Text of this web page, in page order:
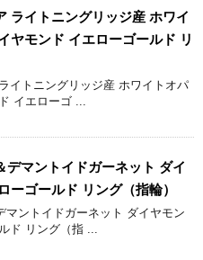
ライトニングリッジ産 ホワイ
ヤモンド イエローゴールド リ
イトニングリッジ産 ホワイトオパ
イエローゴ ...
デマントイドガーネット ダイ
ーゴールド リング（指輪）
マントイドガーネット ダイヤモン
ド リング（指 ...